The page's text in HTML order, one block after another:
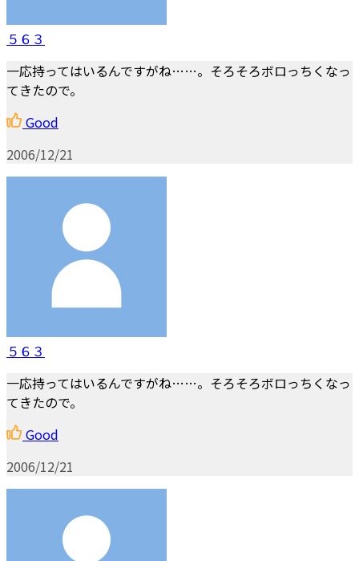
５６３
一応持ってはいるんですがね……。そろそろボロっちくなっ
てきたので。
Good
2006/12/21
５６３
一応持ってはいるんですがね……。そろそろボロっちくなっ
てきたので。
Good
2006/12/21